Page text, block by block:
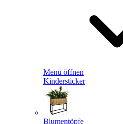
Menü öffnen
Kindersticker
Blumentöpfe